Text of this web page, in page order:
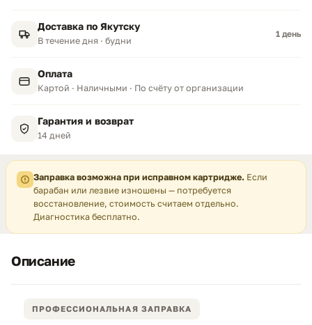
Доставка по Якутску
В течение дня · будни
1 день
Оплата
Картой · Наличными · По счёту от организации
Гарантия и возврат
14 дней
Заправка возможна при исправном картридже. Если
барабан или лезвие изношены — потребуется
восстановление, стоимость считаем отдельно.
Диагностика бесплатно.
Описание
ПРОФЕССИОНАЛЬНАЯ ЗАПРАВКА